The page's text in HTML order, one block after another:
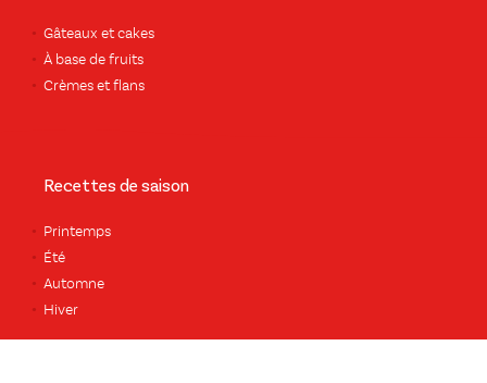
Gâteaux et cakes
À base de fruits
Crèmes et flans
Recettes de saison
Printemps
Été
Automne
Hiver